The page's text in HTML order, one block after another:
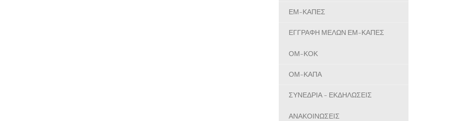
ΕΜ-ΚΑΠΕΣ
ΕΓΓΡΑΦΗ ΜΕΛΩΝ ΕΜ-ΚΑΠΕΣ
ΟΜ-ΚΟΚ
ΟΜ-ΚΑΠΑ
ΣΥΝΕΔΡΙΑ - ΕΚΔΗΛΩΣΕΙΣ
ΑΝΑΚΟΙΝΩΣΕΙΣ